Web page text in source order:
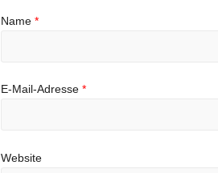
Name*
E-Mail-Adresse*
Website